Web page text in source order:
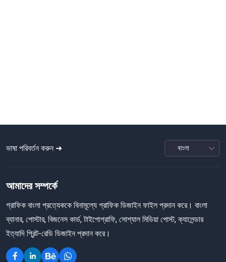
ভাষা পরিবর্তন করুন ➜
আমাদের সম্পর্কে
গ্রাফিক বাংলা প্রত্যেককে বিনামূল্যে গ্রাফিক ডিজাইন ফাইল প্রদান করে। বাংলা
ব্যানার, পোস্টার, বিজনেস কার্ড, টাইপোগ্রাফি, সোশ্যাল মিডিয়া পোস্ট, ক্যালেন্ডার
ইত্যাদি প্রিন্ট-রেডি ডিজাইন প্রদান করে।